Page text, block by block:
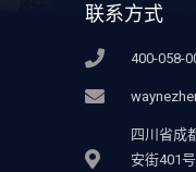
联系方式
400-058-
四川省成
安街401